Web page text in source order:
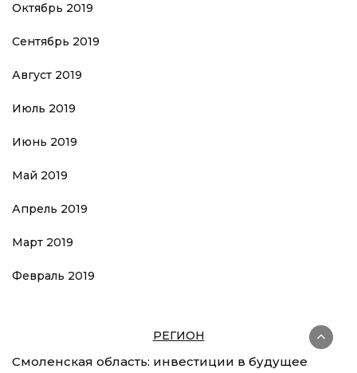
Октябрь 2019
Сентябрь 2019
Август 2019
Июль 2019
Июнь 2019
Май 2019
Апрель 2019
Март 2019
Февраль 2019
РЕГИОН
Смоленская область: инвестиции в будущее